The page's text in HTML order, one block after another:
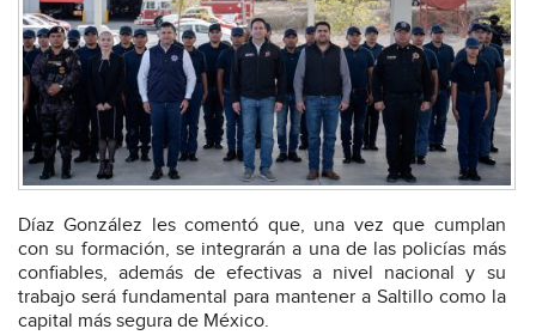
Díaz González les comentó que, una vez que cumplan
con su formación, se integrarán a una de las policías más
confiables, además de efectivas a nivel nacional y su
trabajo será fundamental para mantener a Saltillo como la
capital más segura de México.